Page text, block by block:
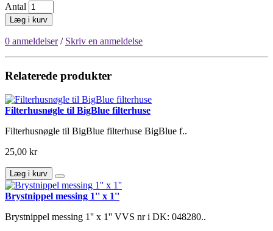
Antal
Læg i kurv
0 anmeldelser/ Skriv en anmeldelse
Relaterede produkter
Filterhusnøgle til BigBlue filterhuse
Filterhusnøgle til BigBlue filterhuse BigBlue f..
25,00 kr
Læg i kurv
Brystnippel messing 1'' x 1''
Brystnippel messing 1'' x 1'' VVS nr i DK: 048280..